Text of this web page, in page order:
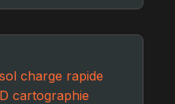
charge rapide
cartographie